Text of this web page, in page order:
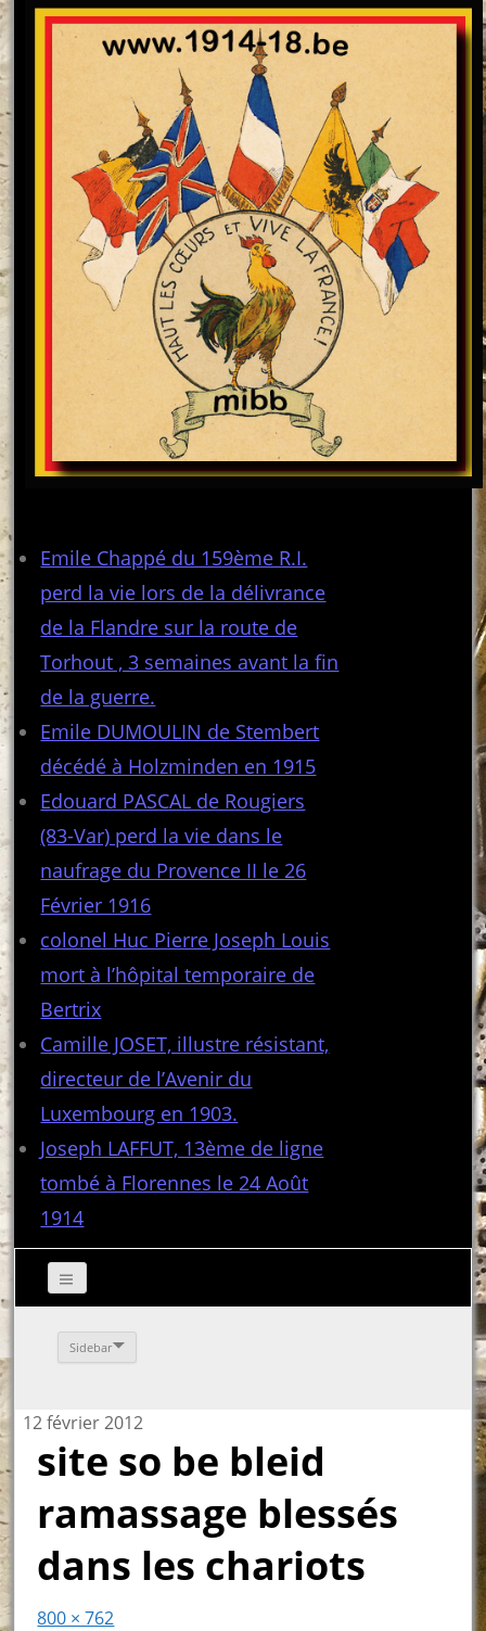
Emile Chappé du 159ème R.I.
perd la vie lors de la délivrance
de la Flandre sur la route de
Torhout , 3 semaines avant la fin
de la guerre.
Emile DUMOULIN de Stembert
décédé à Holzminden en 1915
Edouard PASCAL de Rougiers
(83-Var) perd la vie dans le
naufrage du Provence II le 26
Février 1916
colonel Huc Pierre Joseph Louis
mort à l’hôpital temporaire de
Bertrix
Camille JOSET, illustre résistant,
directeur de l’Avenir du
Luxembourg en 1903.
Joseph LAFFUT, 13ème de ligne
tombé à Florennes le 24 Août
1914
Sidebar
12 février 2012
site so be bleid
ramassage blessés
dans les chariots
800 × 762